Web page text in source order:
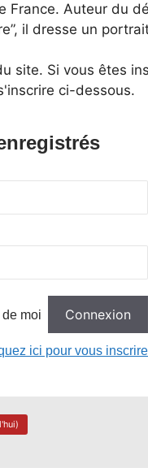
France. Auteur du
il dresse un
site. Si vous êtes
ci-dessous.
moi
ici pour vous inscrire